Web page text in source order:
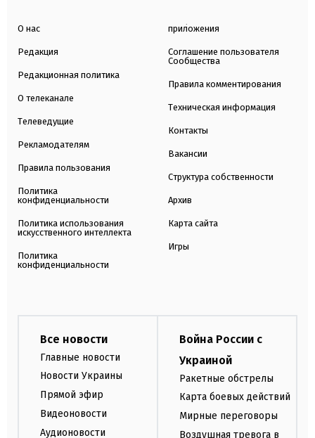
О нас
Редакция
Редакционная политика
О телеканале
Телеведущие
Рекламодателям
Правила пользования
Политика
конфиденциальности
Политика использования
искусственного интеллекта
Политика
конфиденциальности
приложения
Соглашение пользователя
Сообщества
Правила комментирования
Техническая информация
Контакты
Вакансии
Структура собственности
Архив
Карта сайта
Игры
Все новости
Главные новости
Новости Украины
Прямой эфир
Видеоновости
Аудионовости
Война России с
Украиной
Ракетные обстрелы
Карта боевых действий
Мирные переговоры
Воздушная тревога в